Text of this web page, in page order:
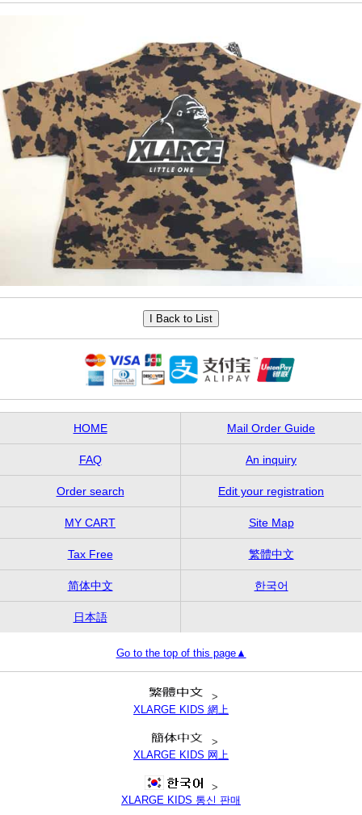
HOME Mail Order Guide
FAQ An inquiry
Order search Edit your registration
MY CART Site Map
Tax Free 繁體中文
简体中文 한국어
日本語
Go to the top of this page▲
>
XLARGE KIDS 網上
>
XLARGE KIDS 网上
>
XLARGE KIDS 통신 판매